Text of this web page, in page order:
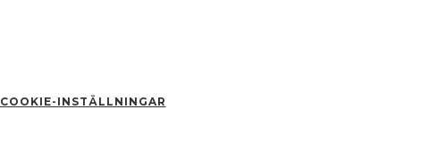
COOKIE-INSTÄLLNINGAR